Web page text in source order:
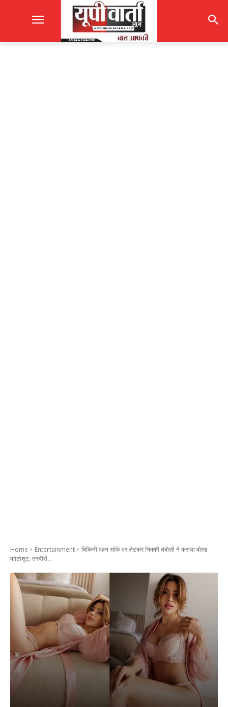
Home Entertainment
बिकिनी पहन सोफे पर लेटकर निक्की तंबोली ने कराया बोल्ड
फोटोशूट, तस्वीरों...